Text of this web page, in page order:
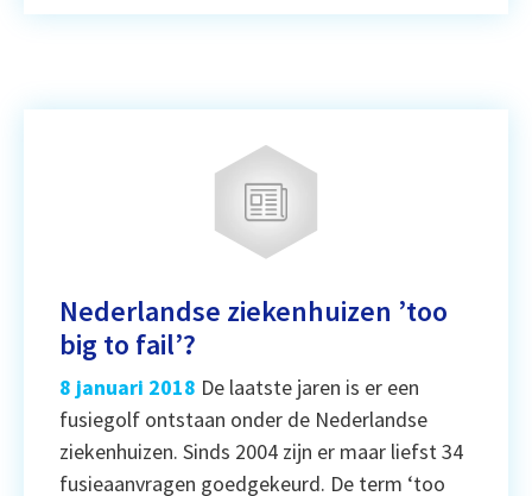
Nederlandse ziekenhuizen ’too
big to fail’?
8 januari 2018 De laatste jaren is er een
fusiegolf ontstaan onder de Nederlandse
ziekenhuizen. Sinds 2004 zijn er maar liefst 34
fusieaanvragen goedgekeurd. De term ‘too